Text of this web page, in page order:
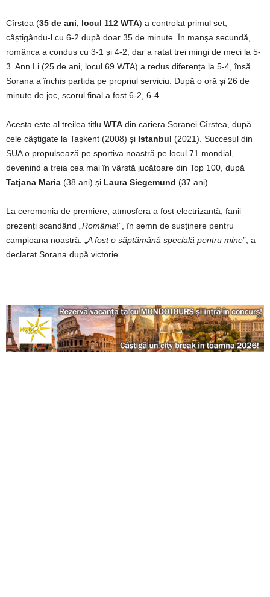
Cîrstea (35 de ani, locul 112 WTA) a controlat primul set,
câștigându-l cu 6-2 după doar 35 de minute. În manșa secundă,
românca a condus cu 3-1 și 4-2, dar a ratat trei mingi de meci la 5-
3. Ann Li (25 de ani, locul 69 WTA) a redus diferența la 5-4, însă
Sorana a închis partida pe propriul serviciu. După o oră și 26 de
minute de joc, scorul final a fost 6-2, 6-4.
Acesta este al treilea titlu WTA din cariera Soranei Cîrstea, după
cele câștigate la Tașkent (2008) și Istanbul (2021). Succesul din
SUA o propulsează pe sportiva noastră pe locul 71 mondial,
devenind a treia cea mai în vârstă jucătoare din Top 100, după
Tatjana Maria (38 ani) și Laura Siegemund (37 ani).
La ceremonia de premiere, atmosfera a fost electrizantă, fanii
prezenți scandând „ România!”, în semn de susținere pentru
campioana noastră. „ A fost o săptămână specială pentru mine”, a
declarat Sorana după victorie.